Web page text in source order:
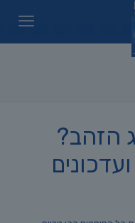
הזהב?